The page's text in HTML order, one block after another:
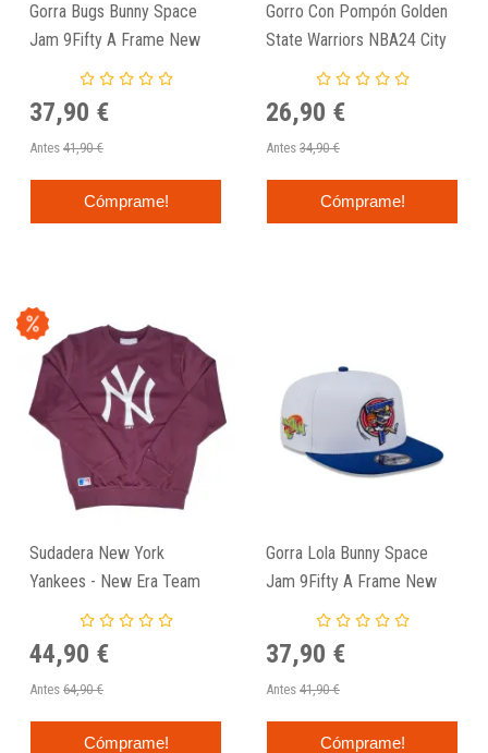
Gorra Bugs Bunny Space
Jam 9Fifty A Frame New
37,90 €
Antes 41,90 €
Cómprame!
Gorro Con Pompón Golden
State Warriors NBA24 City
Edition - New Era
26,90 €
Antes 34,90 €
Cómprame!
Sudadera New York
Yankees - New Era Team
Logo Crew Burgundy
44,90 €
Antes 64,90 €
Cómprame!
Gorra Lola Bunny Space
Jam 9Fifty A Frame New
37,90 €
Antes 41,90 €
Cómprame!